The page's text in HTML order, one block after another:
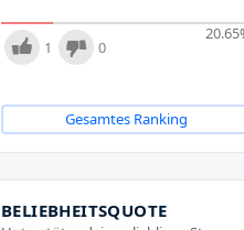
20.65
1 0
Gesamtes Ranking
BELIEBHEITSQUOTE